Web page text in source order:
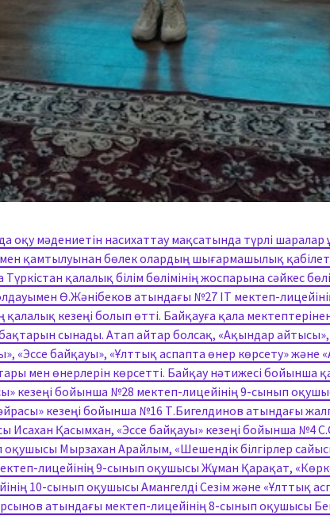
оқу мәдениетін насихаттау мақсатында түрлі
қамтылуынан бөлек олардың шығармашылық
қалалық білім бөлімінің жоспарына сәйкес
Ө.Жәнібеков атындағы №27 IT мектеп-
кезеңі болып өтті. Байқауға қала
сынады. Атап айтар болсақ, «Ақындар айтысы»,
«Эссе байқауы», «Ұлттық аспапта өнер көрсету»
мен өнерлерін көрсетті. Байқау нәтижесі бойынша
кезеңі бойынша №28 мектеп-лицейінің 9-сынып
кезеңі бойынша №16 Т.Бигелдинов атындағы
Исахан Қасымхан, «Эссе байқауы» кезеңі бойынша №4
оқушысы Мырзахан Арайлым, «Шешендік білгірлер
лицейінің 9-сынып оқушысы Жұман Қарақат,
10-сынып оқушысы Амангелді Сезім және «Ұлттық
атындағы мектеп-лицейінің 8-сынып оқушысы